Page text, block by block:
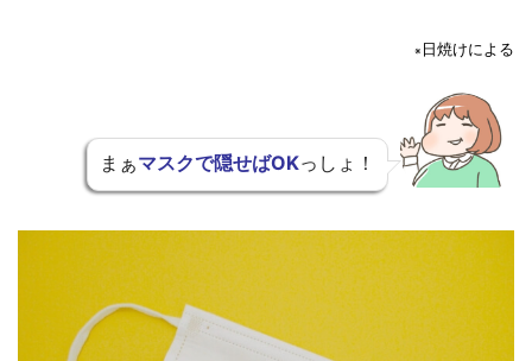
※ 日焼けによる
まぁマスクで隠せばOKっしょ！